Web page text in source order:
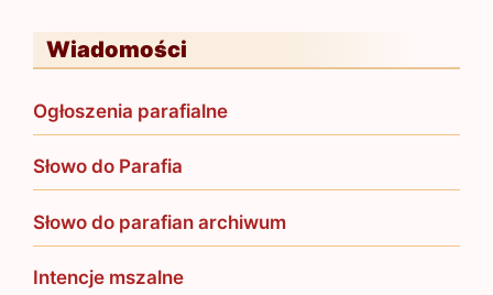
Wiadomości
Ogłoszenia parafialne
Słowo do Parafia
Słowo do parafian archiwum
Intencje mszalne